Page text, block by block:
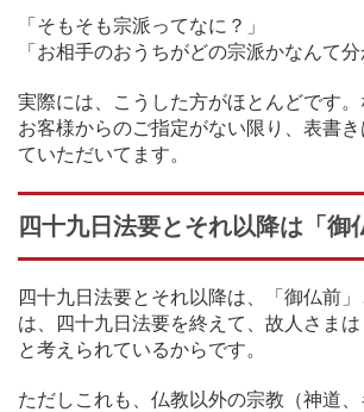
「そもそも宗派ってなに？」
「お相手のおうちがどの宗派かなんて分
実際には、こうした方がほとんどです
お客様からのご指定がない限り、表書
ていただいてます。
四十九日法要とそれ以降は「御
四十九日法要とそれ以降は、「御仏前
は、四十九日法要を終えて、故人さま
と考えられているからです。
ただしこれも、仏教以外の宗教（神道